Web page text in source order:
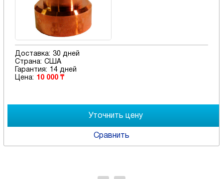
Доставка: 30 дней
Страна: США
Гарантия:
14 дней
Цена: 10 000 ₸
Сравнить